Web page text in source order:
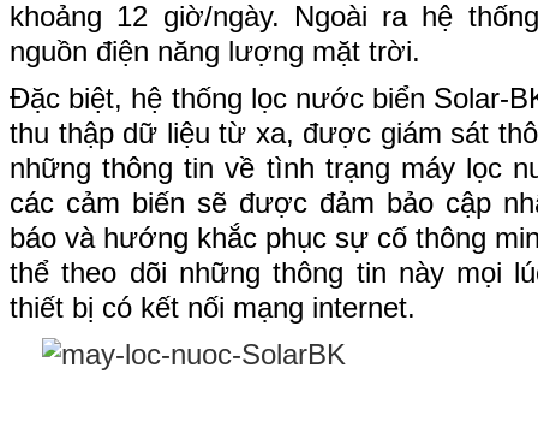
khoảng 12 giờ/ngày. Ngoài ra hệ
nguồn điện năng lượng mặt trời.
Đặc biệt, hệ thống lọc nước biển Solar-
thu thập dữ liệu từ xa, được giám sát
những thông tin về tình trạng máy lọc
các cảm biến sẽ được đảm bảo cập
báo và hướng khắc phục sự cố thông
thể theo dõi những thông tin này mọi
thiết bị có kết nối mạng internet.